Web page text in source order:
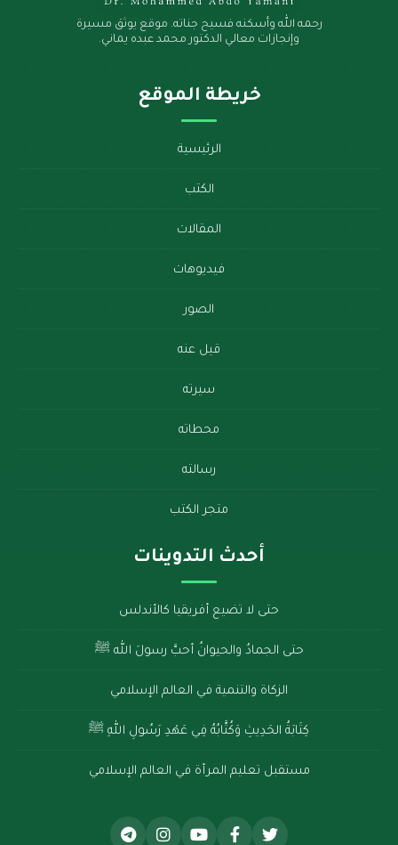
رحمه الله وأسكنه فسيح جناته. موقع يوثق مسيرة
وإنجازات معالي الدكتور محمد عبده يماني.
خريطة الموقع
الرئيسية
الكتب
المقالات
فيديوهات
الصور
قيل عنه
سيرته
محطاته
رسالته
متجر الكتب
أحدث التدوينات
حتى لا تضيع أفريقيا كالأندلس
حتى الجمادُ والحيوانُ أحبَّ رسولَ الله ﷺ
الزكاة والتنمية في العالم الإسلامي
كِتَابَةُ الحَدِيثِ وَكُتَّابُهُ فِي عَهْدِ رَسُولِ اللهِ ﷺ
مستقبل تعليم المرأة في العالم الإسلامي